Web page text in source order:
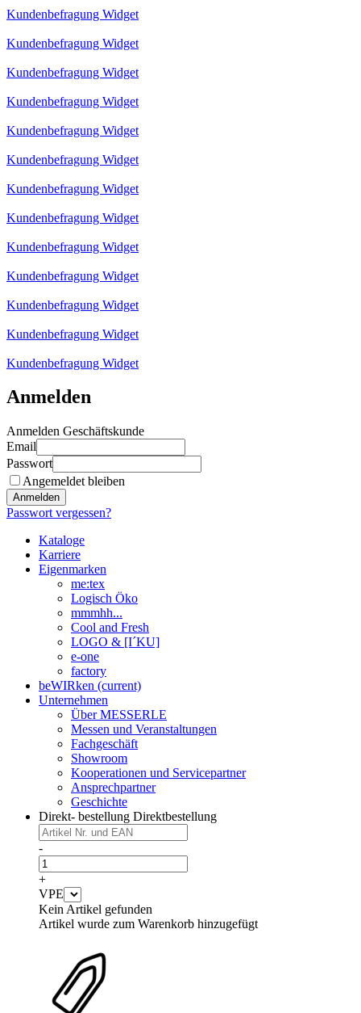
Kundenbefragung Widget
Kundenbefragung Widget
Kundenbefragung Widget
Kundenbefragung Widget
Kundenbefragung Widget
Kundenbefragung Widget
Kundenbefragung Widget
Kundenbefragung Widget
Kundenbefragung Widget
Kundenbefragung Widget
Kundenbefragung Widget
Kundenbefragung Widget
Kundenbefragung Widget
Anmelden
Anmelden Geschäftskunde
Email
Passwort
Angemeldet bleiben
Anmelden
Passwort vergessen?
Kataloge
Karriere
Eigenmarken
me:tex
Logisch Öko
mmmhh...
Cool and Fresh
LOGO & [I´KU]
e-one
factory
beWIRken (current)
Unternehmen
Über MESSERLE
Messen und Veranstaltungen
Fachgeschäft
Showroom
Kooperationen und Servicepartner
Ansprechpartner
Geschichte
Direkt- bestellung Direktbestellung
-
+
VPE
Kein Artikel gefunden
Artikel wurde zum Warenkorb hinzugefügt